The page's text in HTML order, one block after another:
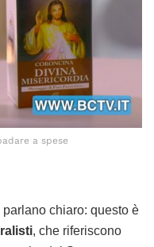
a spese
chiaro: questo è
, che riferiscono